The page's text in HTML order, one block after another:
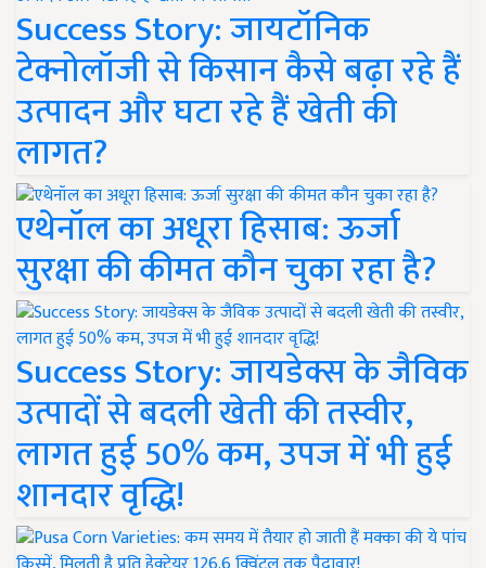
Success Story: जायटॉनिक
टेक्नोलॉजी से किसान कैसे बढ़ा रहे हैं
उत्पादन और घटा रहे हैं खेती की
लागत?
एथेनॉल का अधूरा हिसाब: ऊर्जा
सुरक्षा की कीमत कौन चुका रहा है?
Success Story: जायडेक्स के जैविक
उत्पादों से बदली खेती की तस्वीर,
लागत हुई 50% कम, उपज में भी हुई
शानदार वृद्धि!